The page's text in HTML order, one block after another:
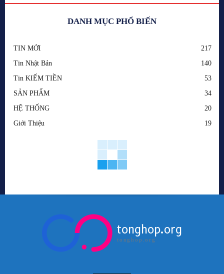
DANH MỤC PHỔ BIẾN
TIN MỚI
217
Tin Nhật Bản
140
Tin KIẾM TIỀN
53
SẢN PHẨM
34
HỆ THỐNG
20
Giới Thiệu
19
tonghop.org
tonghop.org